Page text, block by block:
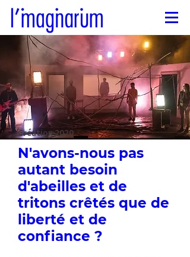
Création 2020
N'avons-nous pas
autant besoin
d'abeilles et de
tritons crêtés que de
liberté et de
confiance ?